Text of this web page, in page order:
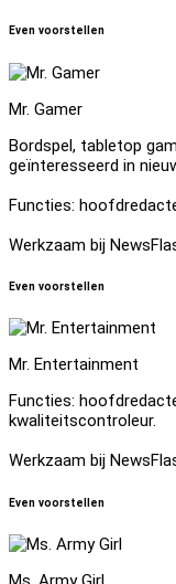
Even voorstellen
Mr. Gamer
Bordspel, tabletop
geïnteresseerd in
Functies:
Werkzaam bij
Even voorstellen
Mr. Entertainment
Functies:
kwaliteitscontroleur.
Werkzaam bij
Even voorstellen